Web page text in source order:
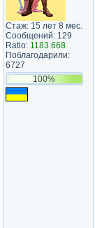
Стаж: 15 лет 8 мес.
Сообщений: 129
Ratio: 1183.668
Поблагодарили:
6727
100%